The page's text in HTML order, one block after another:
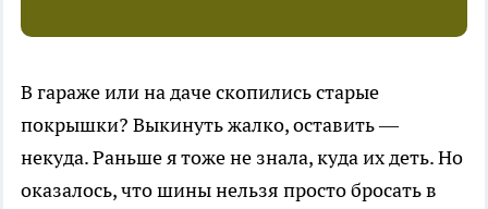
В гараже или на даче скопились старые
покрышки? Выкинуть жалко, оставить —
некуда. Раньше я тоже не знала, куда их деть. Но
оказалось, что шины нельзя просто бросать в